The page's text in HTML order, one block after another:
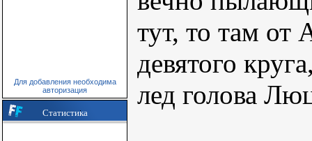
Для добавления необходима
авторизация
Статистика
тут, то там
девятого
лед голова